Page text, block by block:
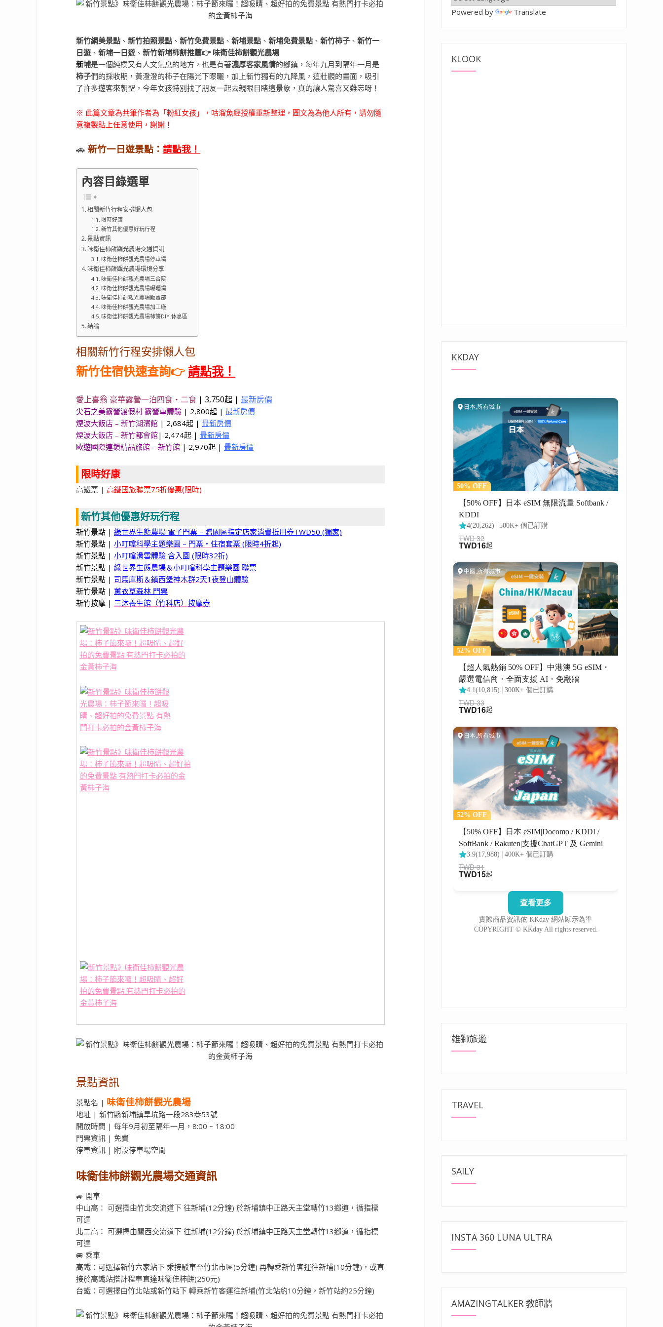
新竹網美景點 、 新竹拍照景點 、 新竹免費景點 、 新埔景點 、 新埔免費景點 、 新竹柿子 、 新竹一
日遊 、 新埔一日遊 、 新竹新埔柿餅推薦👉 味衛佳柿餅觀光農場
新埔是一個純樸又有人文氣息的地方，也是有著濃厚客家風情的鄉鎮，每年九月到隔年一月是
柿子們的採收期，黃澄澄的柿子在陽光下曝曬，加上新竹獨有的九降風，這壯觀的畫面，吸引
了許多遊客來朝聖，今年女孩特別找了朋友一起去親眼目睹這景象，真的讓人驚喜又難忘呀！
※ 此篇文章為共筆作者為「粉紅女孩」，咕溜魚經授權重新整理，圖文為為他人所有，請勿隨
意複製貼上任意使用，謝謝！
🚗 新竹一日遊景點： 請點我！
內容目錄選單
相關新竹行程安排懶人包
限時好康
新竹其他優惠好玩行程
景點資訊
味衛佳柿餅觀光農場交通資訊
味衛佳柿餅觀光農場停車場
味衛佳柿餅觀光農場環境分享
味衛佳柿餅觀光農場三合院
味衛佳柿餅觀光農場曝曬場
味衛佳柿餅觀光農場販賣部
味衛佳柿餅觀光農場加工廠
味衛佳柿餅觀光農場柿餅DIY.休息區
結論
相關新竹行程安排懶人包
新竹住宿快速查詢👉 請點我！
愛上喜翁 豪華露營一泊四食・二食 | 3,750起 | 最新房價
尖石之美露營渡假村 露營車體驗 | 2,800起 | 最新房價
煙波大飯店 – 新竹湖濱館 | 2,684起 | 最新房價
煙波大飯店 – 新竹都會館| 2,474起 | 最新房價
歐遊國際連鎖精品旅館 – 新竹館 | 2,970起 | 最新房價
限時好康
高鐵票 | 高鐵國旅聯票75折優惠(限時)
新竹其他優惠好玩行程
新竹景點 | 綠世界生態農場 電子門票 – 贈園區指定店家消費抵用券TWD50 (獨家)
新竹景點 | 小叮噹科學主題樂園 – 門票・住宿套票 (限時4折起)
新竹景點 | 小叮噹滑雪體驗 含入園 (限時32折)
新竹景點 | 綠世界生態農場＆小叮噹科學主題樂園 聯票
新竹景點 | 司馬庫斯＆鎮西堡神木群2天1夜登山體驗
新竹景點 | 薰衣草森林 門票
新竹按摩 | 三沐養生館（竹科店）按摩券
景點資訊
景點名 | 味衛佳柿餅觀光農場
地址 | 新竹縣新埔鎮旱坑路一段283巷53號
開放時間 | 每年9月初至隔年一月，8:00 ~ 18:00
門票資訊 | 免費
停車資訊 | 附設停車場空間
味衛佳柿餅觀光農場交通資訊
🚙 開車
中山高： 可選擇由竹北交流道下 往新埔(12分鐘) 於新埔鎮中正路天主堂轉竹13鄉道，循指標
可達
北二高： 可選擇由關西交流道下 往新埔(12分鐘) 於新埔鎮中正路天主堂轉竹13鄉道，循指標
可達
🚐 乘車
高鐵：可選擇新竹六家站下 乘接駁車至竹北市區(5分鐘) 再轉乘新竹客運往新埔(10分鐘)，或直
接於高鐵站搭計程車直達味衛佳柿餅(250元)
台鐵：可選擇由竹北站或新竹站下 轉乘新竹客運往新埔(竹北站約10分鐘，新竹站約25分鐘)
Powered by Translate
KLOOK
KKDAY
雄獅旅遊
TRAVEL
SAILY
INSTA 360 LUNA ULTRA
AMAZINGTALKER 教師牆